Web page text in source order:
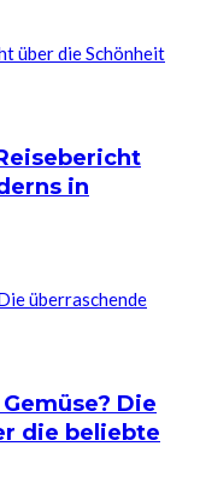
in
Die
die beliebte